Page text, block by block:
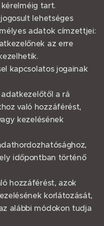
tart.
lehetséges
adatok címzettjei:
az erre
kapcsolatos jogainak
a rá
való hozzáférést,
kezelésének
időpontban történő
hozzáférést, azok
korlátozását,
alábbi módokon tudja